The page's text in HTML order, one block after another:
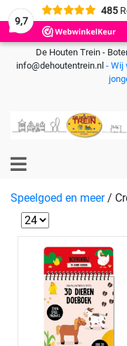
9,7
485
De Houten Trein -
info@dehoutentrein.nl - Wij
Speelgoed en meer /